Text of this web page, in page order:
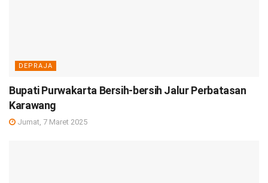
DEPRAJA
Bupati Purwakarta Bersih-bersih Jalur Perbatasan
Karawang
Jumat, 7 Maret 2025